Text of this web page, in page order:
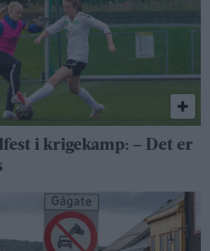
i krigekamp: – Det er